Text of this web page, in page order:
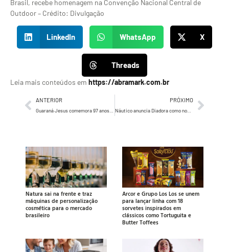
Brasil, recebe homenagem na Convenção Nacional Central de
Outdoor – Crédito: Divulgação
LinkedIn WhatsApp X
Threads
Leia mais conteúdos em https://abramark.com.br
ANTERIOR
Guaraná Jesus comemora 97 anos firmando parceria inédita com artistas autorais maranhenses
PRÓXIMO
Náutico anuncia Diadora como nova fornecedora de material esportivo
Natura sai na frente e traz
máquinas de personalização
cosmética para o mercado
brasileiro
Arcor e Grupo Los Los se unem
para lançar linha com 18
sorvetes inspirados em
clássicos como Tortuguita e
Butter Toffees